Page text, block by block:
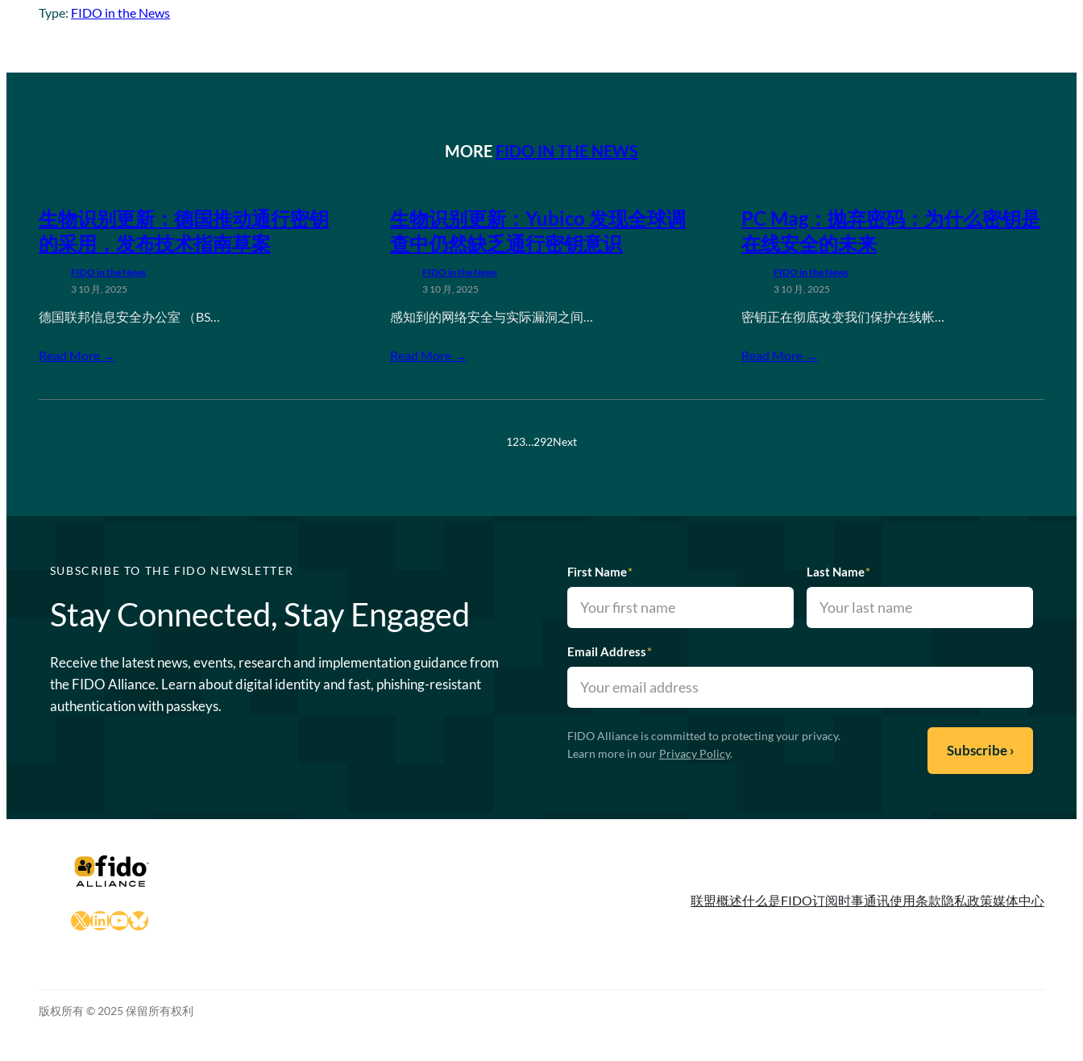
Type: FIDO in the News
MORE FIDO IN THE NEWS
生物识别更新：德国推动通行密钥
的采用，发布技术指南草案
FIDO in the News
3 10 月, 2025
德国联邦信息安全办公室 （BS…
Read More →
生物识别更新：Yubico 发现全球调
查中仍然缺乏通行密钥意识
FIDO in the News
3 10 月, 2025
感知到的网络安全与实际漏洞之间…
Read More →
PC Mag：抛弃密码：为什么密钥是
在线安全的未来
FIDO in the News
3 10 月, 2025
密钥正在彻底改变我们保护在线帐…
Read More →
123…292Next
SUBSCRIBE TO THE FIDO NEWSLETTER
Stay Connected, Stay Engaged
Receive the latest news, events, research and implementation guidance from
the FIDO Alliance. Learn about digital identity and fast, phishing-resistant
authentication with passkeys.
First Name* Last Name*
Email Address*
FIDO Alliance is committed to protecting your privacy.
Learn more in our Privacy Policy.
X LinkedIn
YouTube
Bluesky
联盟概述什么是FIDO订阅时事通讯使用条款隐私政策媒体中心
版权所有 © 2025 保留所有权利